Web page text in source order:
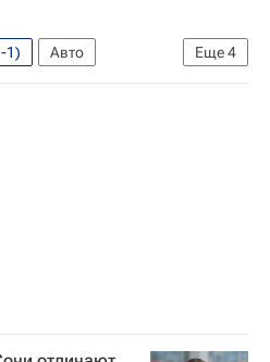
Еще4
1)
Авто
Ред Булл Рейсинг